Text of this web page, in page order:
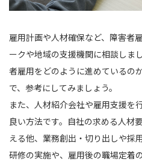
雇用計画や人材確保など、障害者
ークや地域の支援機関に相談しま
者雇用をどのように進めているの
で、参考にしてみましょう。
また、人材紹介会社や雇用支援を
良い方法です。自社の求める人材
える他、業務創出・切り出しや採
研修の実施や、雇用後の職場定着